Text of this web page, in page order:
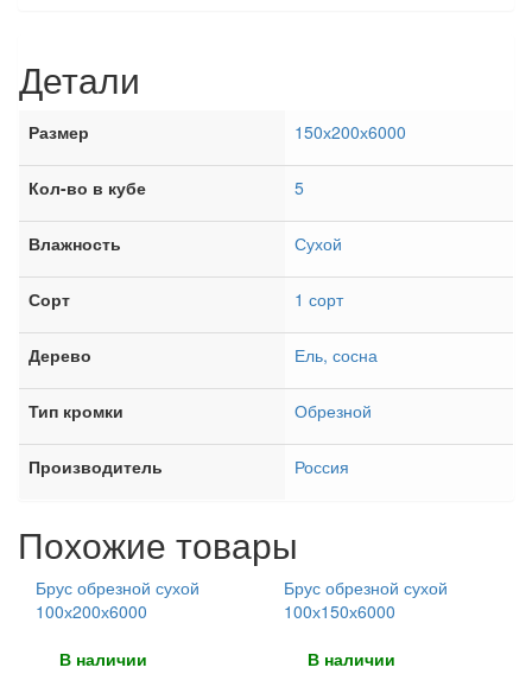
Детали
Размер 150х200х6000
Кол-во в кубе 5
Влажность Сухой
Сорт 1 сорт
Дерево Ель, сосна
Тип кромки Обрезной
Производитель Россия
Похожие товары
Брус обрезной сухой
100х200х6000
В наличии
Брус обрезной сухой
100х150х6000
В наличии